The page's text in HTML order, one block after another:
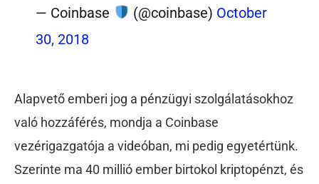
— Coinbase (@coinbase) October
30, 2018
Alapvető emberi jog a pénzügyi szolgálatásokhoz
való hozzáférés, mondja a Coinbase
vezérigazgatója a videóban, mi pedig egyetértünk.
Szerinte ma 40 millió ember birtokol kriptopénzt, és